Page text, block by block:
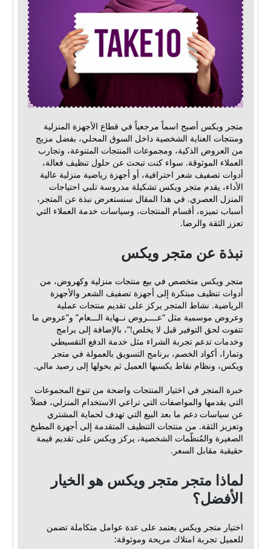
متجر ويكس أصبح اسماً مرجعياً في قطاع الأجهزة المنزلية
ومنتجات العناية الشخصية داخل السوق المحلي، بفضل مزيج
من العروض الذكية، ومجموعات المنتجات المتنوعة، وتجارب
العملاء الموثوقة. سواء كنت تبحث عن حلول تنظيف فعالة،
أدوات تصفيف شعر احترافية، أو أجهزة رياضية منزلية عالية
الأداء، يقدم متجر ويكس تشكيلة مدروسة تلبي احتياجات
المنزل العصري. في هذا المقال سنستعرض نبذة عن المتجر،
أسباب تميزه، أقسام المنتجات، وسياسات خدمة العملاء التي
تعزز الثقة والرضا.
نبذة عن متجر ويكس
متجر ويكس متخصص في بيع منتجات منزلية وكهروض، من
أدوات تنظيف مبتكرة إلى أجهزة تصفيف الشعر والأجهزة
الرياضية. نشاط المتجر يركز على تقديم منتجات عملية
وعروض موسمية مثل “عــــروض نــهاية الـــعام” و”عروض ما
تتفوت لحق التوفير قبل لا يخلص!”، بالإضافة إلى برامج
وخدمات تدعم تجربة الشراء مثل خدمة الدفع التقسيطي
وتمارا، أكواد الخصم، برنامج التسويق بالعمولة في متجر
ويكس، ونظام نقاط يكسبها العميل ثم يحولها إلى رصيد مالي.
خبرة المتجر في اختيار المنتجات واضحة من تنوع المجموعات
التي يقدمها والمواصفات التي تراعي الاستخدام المنزلي، فضلاً
عن سياسات دعم ما بعد البيع التي تهدف لحماية المشتري
وتعزيز الثقة. من منتجات التنظيف المتقدمة إلى أجهزة المطبخ
الصغيرة والمُنظّمات الشخصية، يركز ويكس على تقديم قيمة
حقيقية مقابل السعر.
لماذا متجر متجر ويكس هو الخيار
الأفضل؟
اختيار متجر ويكس يعتمد على عدة عوامل متكاملة تضمن
للعميل تجربة امتلاك مريحة وموثوقة: